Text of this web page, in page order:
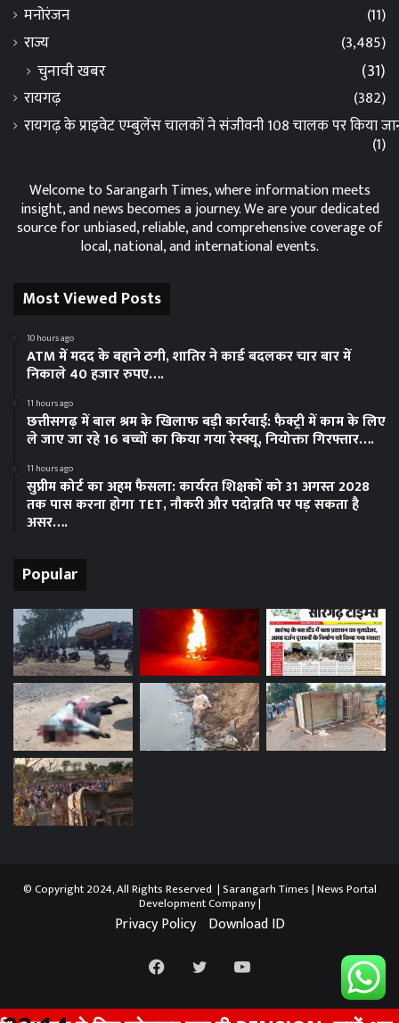
मनोरंजन
(11)
राज्य
(3,485)
चुनावी खबर (31)
रायगढ़
(382)
रायगढ़ के प्राइवेट एम्बुलेंस चालकों ने संजीवनी 108 चालक पर किया
(1)
Welcome to Sarangarh Times, where information meets
insight, and news becomes a journey. We are your dedicated
source for unbiased, reliable, and comprehensive coverage of
local, national, and international events.
Most Viewed Posts
10 hours ago
ATM में मदद के बहाने ठगी, शातिर ने कार्ड बदलकर चार बार में
निकाले 40 हजार रुपए….
11 hours ago
छत्तीसगढ़ में बाल श्रम के खिलाफ बड़ी कार्रवाई: फैक्ट्री में काम के लिए
ले जाए जा रहे 16 बच्चों का किया गया रेस्क्यू, नियोक्ता गिरफ्तार….
11 hours ago
सुप्रीम कोर्ट का अहम फैसला: कार्यरत शिक्षकों को 31 अगस्त 2028
तक पास करना होगा TET, नौकरी और पदोन्नति पर पड़ सकता है
असर….
Popular
© Copyright 2024, All Rights Reserved | Sarangarh Times |News Portal
Development Company|
Privacy Policy Download ID
FacebookTwitterYouTube